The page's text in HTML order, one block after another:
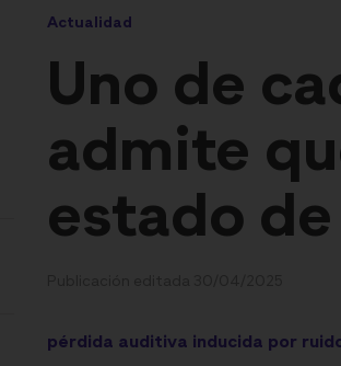
Actualidad
Uno de
admite
estado
pérdida auditiva inducida por